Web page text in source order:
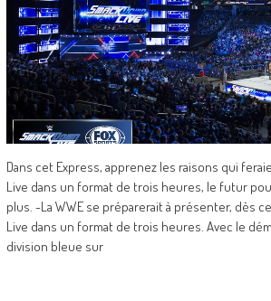
Dans cet Express, apprenez les raisons qui
Live dans un format de trois heures, le futur
plus. -La WWE se préparerait à présenter, dès
Live dans un format de trois heures. Avec le
division bleue sur